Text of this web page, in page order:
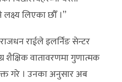
लक्ष्य लिएका छौँ ।”
राईले इलर्निङ सेन्टर
शैक्षिक वातावरणमा गुणात्मक
गरे । उनका अनुसार अब